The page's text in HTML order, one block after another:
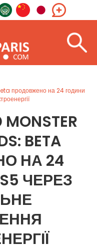
продовжено на 24 години
BETA
НА 24
ЧЕРЕЗ